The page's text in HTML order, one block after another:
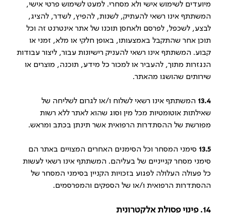
מיועדים לשימוש אישי ולא מסחרי. למעט לשימוש פרטי אישי,
המשתתף אינו רשאי להעתיק, לשנות, להפיץ, לשדר, להציג,
לבצע, לשכפל, לפרסם ולאחסן תוכנו של אתר אינטרנט זה וכל
תוכן אחר שהתקבל באמצעותו, באופן חלקי או מלא, זמני או
קבוע. המשתתף אינו רשאי להעניק רישיונות עבור, ליצור עבודות
הנגזרות מתוך, להעביר או למכור כל מידע, תוכנה, מוצרים או
שירותים שהושגו מהאתר.
13.4 המשתתף אינו רשאי לשלוח ו/או לגרום לשליחה של
שאילתות אוטומטיות מכל מין וסוג שהוא לאתר ללא רשות
מפורשת של ההסתדרות הרפואית אשר תינתן בכתב ומראש.
13.5 סימני המסחר וכל הסימנים האחרים המצויים באתר הם
סימני מסחר קנייניים של בעליהם. המשתתף אינו רשאי לעשות
כל פעולה העלולה לפגוע בזכויות הקניין בסימני המסחר של
ההסתדרות הרפואית ו/או של הספקים והמפרסמים.
14. פינוי פסולת אלקטרונית